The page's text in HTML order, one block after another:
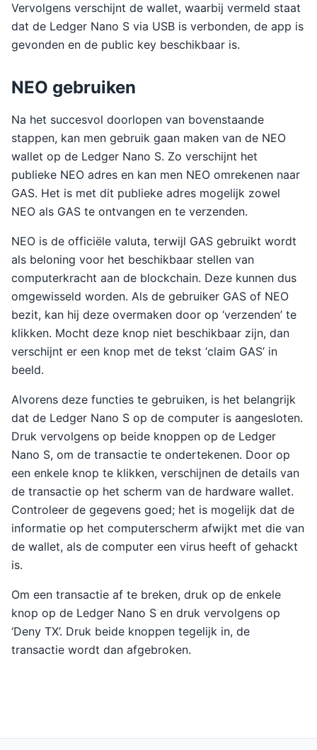
Vervolgens verschijnt de wallet, waarbij vermeld staat
dat de Ledger Nano S via USB is verbonden, de app is
gevonden en de public key beschikbaar is.
NEO gebruiken
Na het succesvol doorlopen van bovenstaande
stappen, kan men gebruik gaan maken van de NEO
wallet op de Ledger Nano S. Zo verschijnt het
publieke NEO adres en kan men NEO omrekenen naar
GAS. Het is met dit publieke adres mogelijk zowel
NEO als GAS te ontvangen en te verzenden.
NEO is de officiële valuta, terwijl GAS gebruikt wordt
als beloning voor het beschikbaar stellen van
computerkracht aan de blockchain. Deze kunnen dus
omgewisseld worden. Als de gebruiker GAS of NEO
bezit, kan hij deze overmaken door op ‘verzenden’ te
klikken. Mocht deze knop niet beschikbaar zijn, dan
verschijnt er een knop met de tekst ‘claim GAS’ in
beeld.
Alvorens deze functies te gebruiken, is het belangrijk
dat de Ledger Nano S op de computer is aangesloten.
Druk vervolgens op beide knoppen op de Ledger
Nano S, om de transactie te ondertekenen. Door op
een enkele knop te klikken, verschijnen de details van
de transactie op het scherm van de hardware wallet.
Controleer de gegevens goed; het is mogelijk dat de
informatie op het computerscherm afwijkt met die van
de wallet, als de computer een virus heeft of gehackt
is.
Om een transactie af te breken, druk op de enkele
knop op de Ledger Nano S en druk vervolgens op
‘Deny TX’. Druk beide knoppen tegelijk in, de
transactie wordt dan afgebroken.